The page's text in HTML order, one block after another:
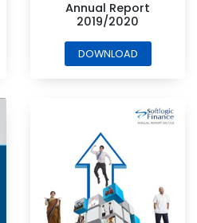
Annual Report
2019/2020
DOWNLOAD